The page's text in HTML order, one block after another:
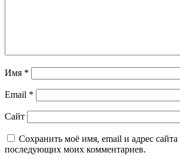
Имя *
Email *
Сайт
Сохранить моё имя, email и адрес сайта
последующих моих комментариев.